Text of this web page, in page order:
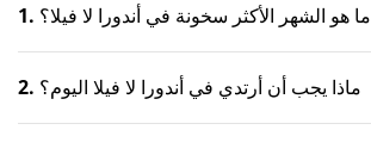
1. ما هو الشهر الأكثر سخونة في أندورا لا فيلا؟
2. ماذا يجب أن أرتدي في أندورا لا فيلا اليوم؟